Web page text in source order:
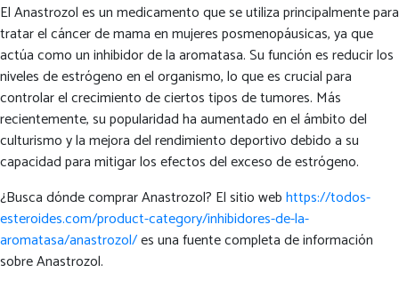
El Anastrozol es un medicamento que se utiliza principalmente para
tratar el cáncer de mama en mujeres posmenopáusicas, ya que
actúa como un inhibidor de la aromatasa. Su función es reducir los
niveles de estrógeno en el organismo, lo que es crucial para
controlar el crecimiento de ciertos tipos de tumores. Más
recientemente, su popularidad ha aumentado en el ámbito del
culturismo y la mejora del rendimiento deportivo debido a su
capacidad para mitigar los efectos del exceso de estrógeno.
¿Busca dónde comprar Anastrozol? El sitio webhttps://todos-
esteroides.com/product-category/inhibidores-de-la-
aromatasa/anastrozol/es una fuente completa de información
sobre Anastrozol.